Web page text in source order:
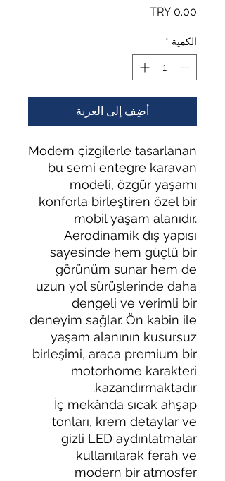
السعر
الكمية *
أضِف إلى العربة
Modern çizgilerle tasarlanan
bu semi entegre karavan
modeli, özgür yaşamı
konforla birleştiren özel bir
mobil yaşam alanıdır.
Aerodinamik dış yapısı
sayesinde hem güçlü bir
görünüm sunar hem de
uzun yol sürüşlerinde daha
dengeli ve verimli bir
deneyim sağlar. Ön kabin ile
yaşam alanının kusursuz
birleşimi, araca premium bir
motorhome karakteri
kazandırmaktadır.
İç mekânda sıcak ahşap
tonları, krem detaylar ve
gizli LED aydınlatmalar
kullanılarak ferah ve
modern bir atmosfer